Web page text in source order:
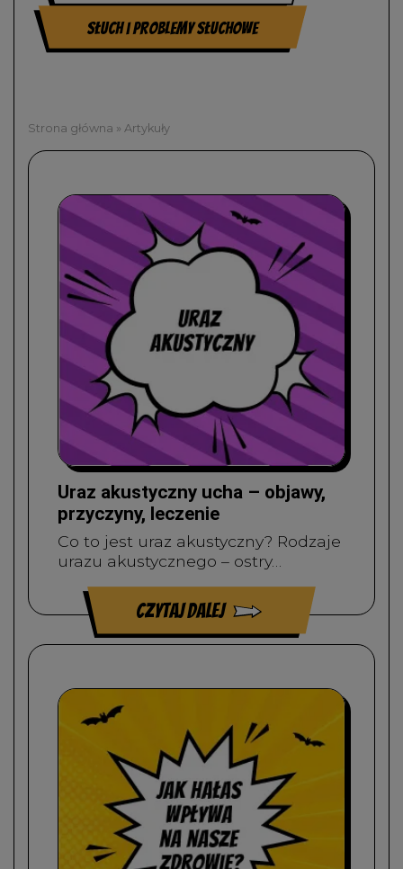
Słuch i problemy słuchowe
Strona główna » Artykuły
Uraz akustyczny ucha – objawy,
przyczyny, leczenie
Co to jest uraz akustyczny? Rodzaje
urazu akustycznego – ostry…
czytaj dalej